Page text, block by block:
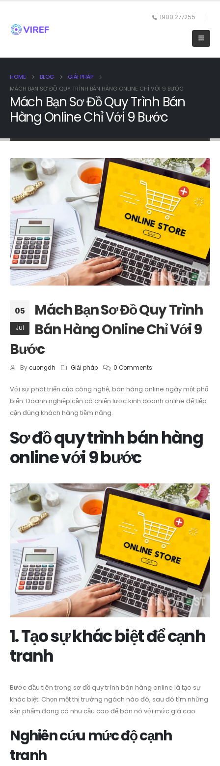
1900 277255
HOME BLOG
GIẢI PHÁP
MÁCH BẠN SƠ ĐỒ QUY TRÌNH BÁN HÀNG ONLINE CHỈ VỚI 9 BƯỚC
Mách Bạn Sơ Đồ Quy Trình Bán
Hàng Online Chỉ Với 9 Bước
05
Jul
Mách Bạn Sơ Đồ Quy Trình
Bán Hàng Online Chỉ Với 9
Bước
By cuongdh Giải pháp 0 Comments
Với sự phát triển của công nghệ, bán hàng online ngày một phổ
biến. Doanh nghiệp cần có chiến lược kinh doanh online để tiếp
cận đúng khách hàng tiềm năng.
Sơ đồ quy trình bán hàng
online với 9 bước
1. Tạo sự khác biệt để cạnh
tranh
Bước đầu tiên trong sơ đồ quy trình bán hàng online là tạo sự
khác biệt. Chọn một thị trường ngách nào đó, sau đó tìm những
sản phẩm đang có nhu cầu cao để bán nó với mức giá cao.
Nghiên cứu mức độ cạnh
tranh